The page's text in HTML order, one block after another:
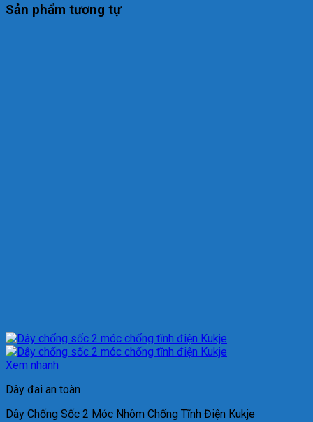
Sản phẩm tương tự
Xem nhanh
Dây đai an toàn
Dây Chống Sốc 2 Móc Nhôm Chống Tĩnh Điện Kukje